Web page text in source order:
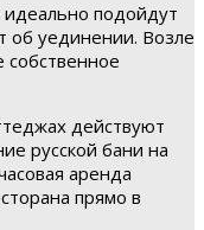
подойдут
об уединении. Возле
собственное
действуют
русской бани на
аренда
прямо в